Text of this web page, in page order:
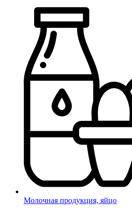
Молочная продукция, яйцо